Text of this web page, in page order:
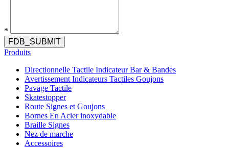
*
FDB_SUBMIT
Produits
Directionnelle Tactile Indicateur Bar & Bandes
Avertissement Indicateurs Tactiles Goujons
Pavage Tactile
Skatestopper
Route Signes et Goujons
Bornes En Acier inoxydable
Braille Signes
Nez de marche
Accessoires